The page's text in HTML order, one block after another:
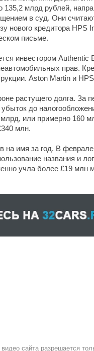
млрд рублей,
в суд. Они
нового кредитора
письме.
инвестором
прав.
Aston Martin и
растущего долга. За
до
или примерно 160
млн.
на имя за год. В
названия и
учла более £19 млн
сайта разрешается